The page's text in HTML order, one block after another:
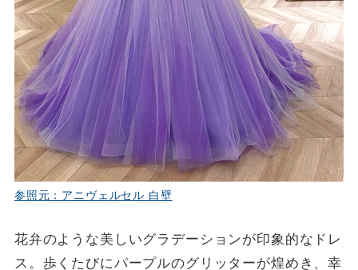
参照元：アニヴェルセル 白壁
花弁のような美しいグラデーションが印象的なドレ
ス。歩くたびにパープルのグリッターが煌めき、幸